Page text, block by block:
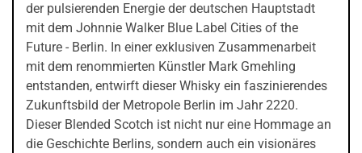
der pulsierenden Energie der deutschen Hauptstadt
mit dem Johnnie Walker Blue Label Cities of the
Future - Berlin. In einer exklusiven Zusammenarbeit
mit dem renommierten Künstler Mark Gmehling
entstanden, entwirft dieser Whisky ein faszinierendes
Zukunftsbild der Metropole Berlin im Jahr 2220.
Dieser Blended Scotch ist nicht nur eine Hommage an
die Geschichte Berlins, sondern auch ein visionäres